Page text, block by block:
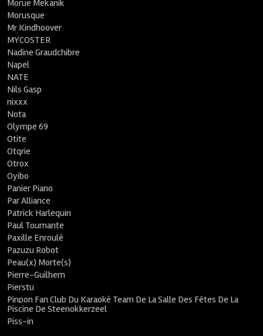
Morue Mekanik
Morusque
Mr Kindhoover
MYCOSTER
Nadine Graudchibre
Napel
NATE
Nils Gasp
nixxx
Nota
Olympe 69
Otite
Otqrie
Otrox
Oyibo
Panier Piano
Par Alliance
Patrick Harlequin
Paul Tournante
Paxille Enroulé
Pazuzu Robot
Peau(x) Morte(s)
Pierre-Guilhem
Pierstu
Pinpon Fan Club Du Karaoké Team De La Salle Des Fêtes De La
Piscine De Steenokkerzeel
Piss-in